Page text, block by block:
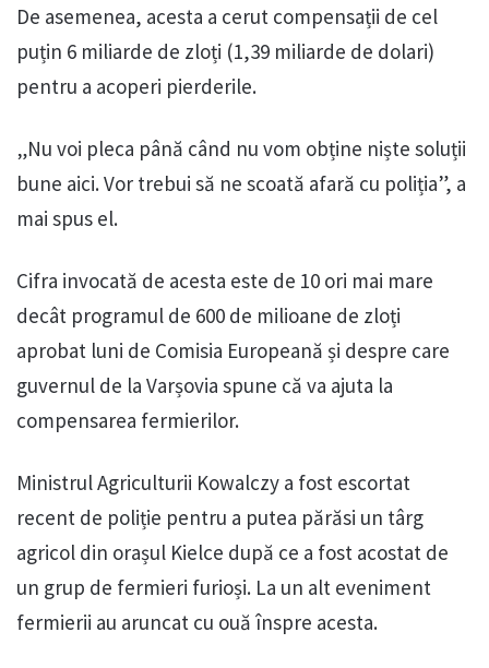
De asemenea, acesta a cerut compensații de cel
puțin 6 miliarde de zloți (1,39 miliarde de dolari)
pentru a acoperi pierderile.
„Nu voi pleca până când nu vom obține niște soluții
bune aici. Vor trebui să ne scoată afară cu poliția”, a
mai spus el.
Cifra invocată de acesta este de 10 ori mai mare
decât programul de 600 de milioane de zloți
aprobat luni de Comisia Europeană și despre care
guvernul de la Varșovia spune că va ajuta la
compensarea fermierilor.
Ministrul Agriculturii Kowalczy a fost escortat
recent de poliție pentru a putea părăsi un târg
agricol din orașul Kielce după ce a fost acostat de
un grup de fermieri furioși. La un alt eveniment
fermierii au aruncat cu ouă înspre acesta.